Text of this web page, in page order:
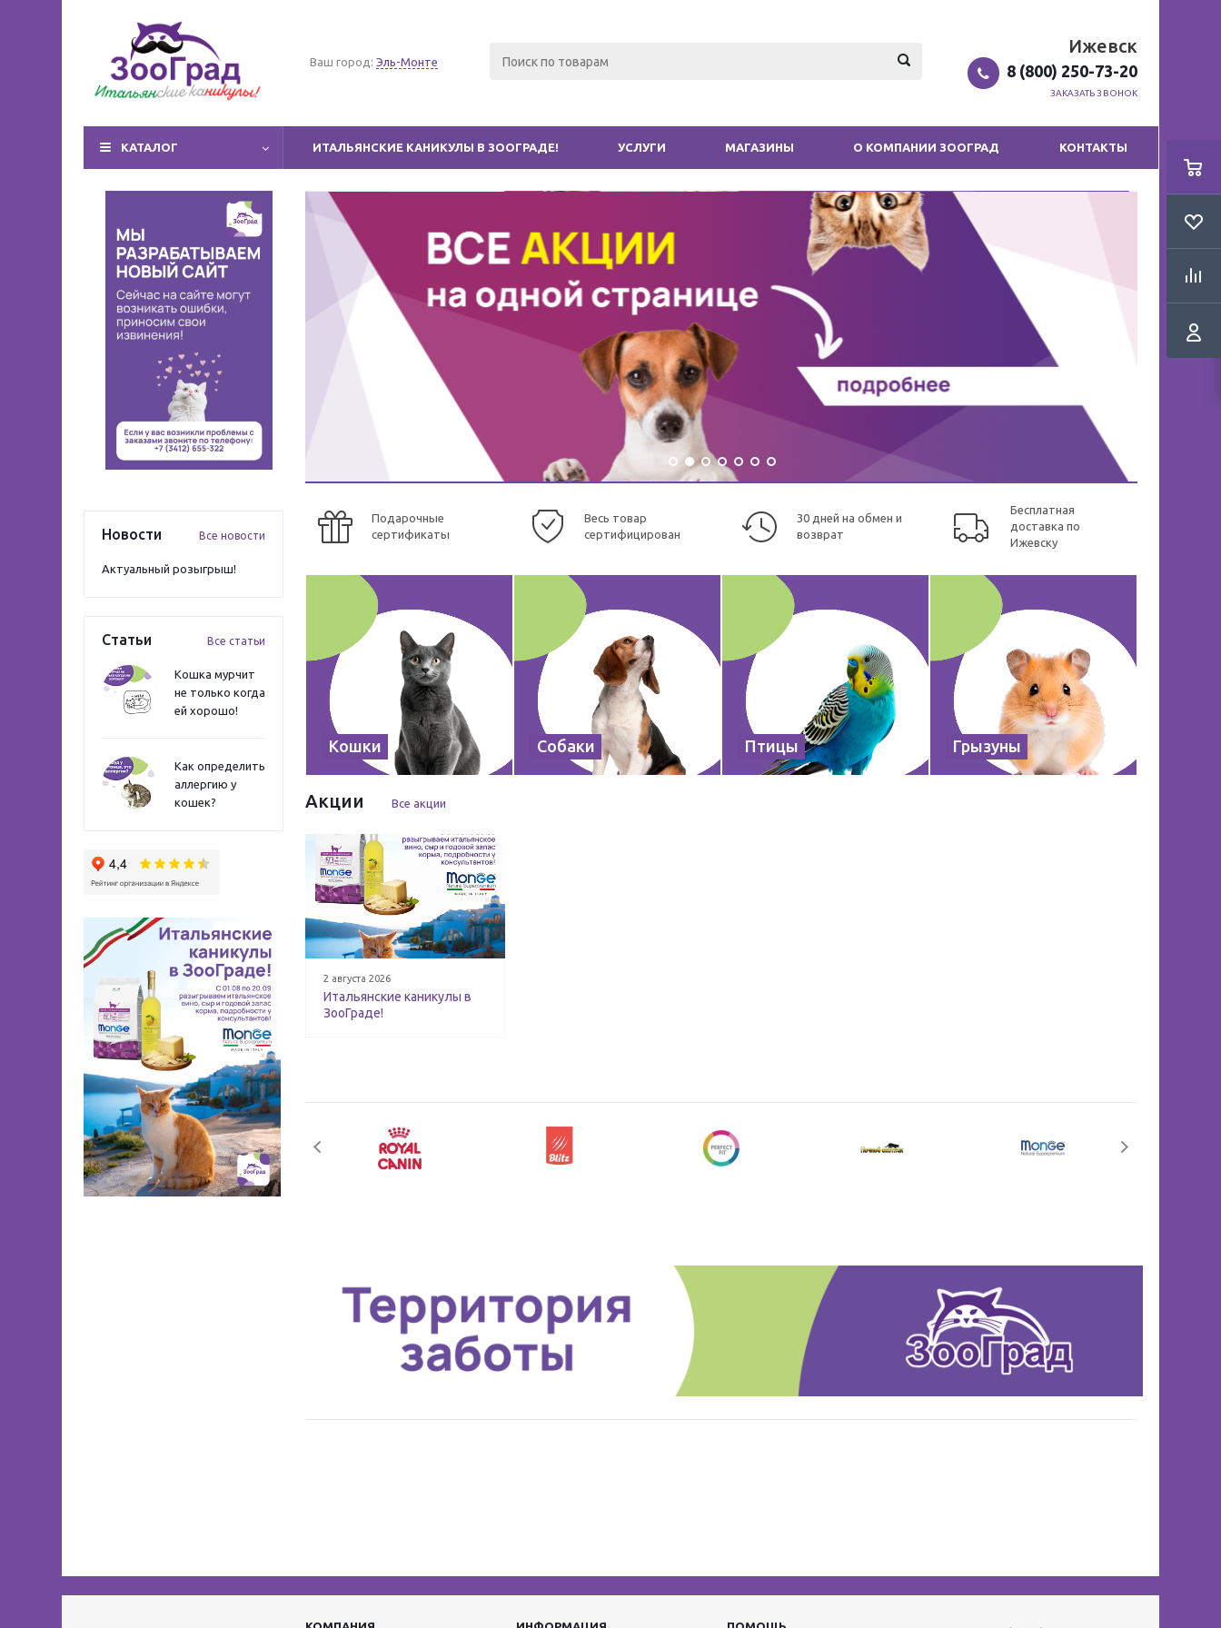
Ваш город: Эль-Монте
Ижевск
8 (800) 250-73-20
ЗАКАЗАТЬ ЗВОНОК
КАТАЛОГ ИТАЛЬЯНСКИЕ КАНИКУЛЫ В ЗООГРАДЕ! УСЛУГИ МАГАЗИНЫ О КОМПАНИИ ЗООГРАД КОНТАКТЫ
Новости Все новости
Актуальный розыгрыш!
Статьи Все статьи
Кошка мурчит
не только когда
ей хорошо!
Как определить
аллергию у
кошек?
Подарочные
сертификаты
Весь товар
сертифицирован
30 дней на обмен и
возврат
Бесплатная
доставка по
Ижевску
Кошки Собаки Птицы Грызуны
Акции Все акции
2 августа 2026
Итальянские каникулы в
ЗооГраде!